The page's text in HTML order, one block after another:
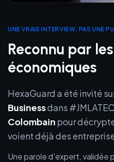
UNE VRAIE INTERVIEW, PAS UNE
Reconnu par
économiques
HexaGuard a été invité
Businessdans
Colombain pour
voient déjà des
Une parole d'expert, validée